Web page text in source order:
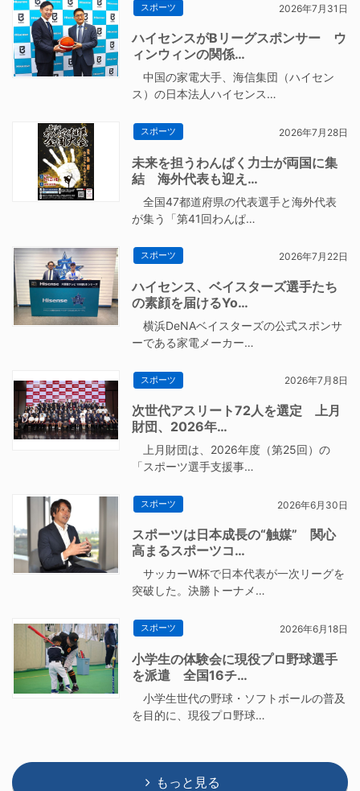
スポーツ 2026年7月31日
ハイセンスがBリーグスポンサー ウ
ィンウィンの関係…
中国の家電大手、海信集団（ハイセン
ス）の日本法人ハイセンス…
スポーツ 2026年7月28日
未来を担うわんぱく力士が両国に集
結 海外代表も迎え…
全国47都道府県の代表選手と海外代表
が集う「第41回わんぱ…
スポーツ 2026年7月22日
ハイセンス、ベイスターズ選手たち
の素顔を届けるYo…
横浜DeNAベイスターズの公式スポンサ
ーである家電メーカー…
スポーツ 2026年7月8日
次世代アスリート72人を選定 上月
財団、2026年…
上月財団は、2026年度（第25回）の
「スポーツ選手支援事…
スポーツ 2026年6月30日
スポーツは日本成長の“触媒” 関心
高まるスポーツコ…
サッカーW杯で日本代表が一次リーグを
突破した。決勝トーナメ…
スポーツ 2026年6月18日
小学生の体験会に現役プロ野球選手
を派遣 全国16チ…
小学生世代の野球・ソフトボールの普及
を目的に、現役プロ野球…
もっと見る